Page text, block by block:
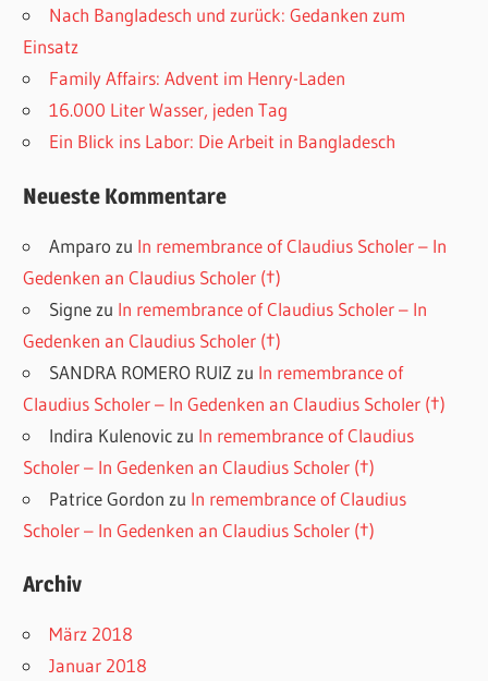
Nach Bangladesch und zurück: Gedanken zum
Einsatz
Family Affairs: Advent im Henry-Laden
16.000 Liter Wasser, jeden Tag
Ein Blick ins Labor: Die Arbeit in Bangladesch
Neueste Kommentare
Amparo zu In remembrance of Claudius Scholer – In
Gedenken an Claudius Scholer (†)
Signe zu In remembrance of Claudius Scholer – In
Gedenken an Claudius Scholer (†)
SANDRA ROMERO RUIZ zu In remembrance of
Claudius Scholer – In Gedenken an Claudius Scholer (†)
Indira Kulenovic zu In remembrance of Claudius
Scholer – In Gedenken an Claudius Scholer (†)
Patrice Gordon zu In remembrance of Claudius
Scholer – In Gedenken an Claudius Scholer (†)
Archiv
März 2018
Januar 2018